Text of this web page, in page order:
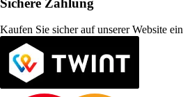
Kaufen Sie sicher auf unserer Website ein